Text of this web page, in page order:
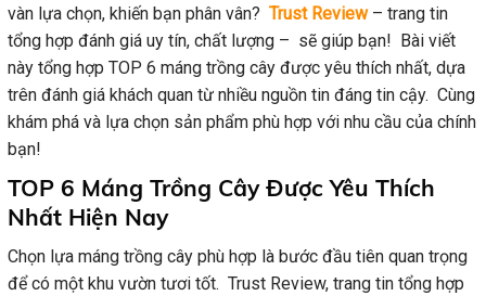
vàn lựa chọn, khiến bạn phân vân? Trust Review– trang tin
tổng hợp đánh giá uy tín, chất lượng – sẽ giúp bạn! Bài viết
này tổng hợp TOP 6 máng trồng cây được yêu thích nhất, dựa
trên đánh giá khách quan từ nhiều nguồn tin đáng tin cậy. Cùng
khám phá và lựa chọn sản phẩm phù hợp với nhu cầu của chính
bạn!
TOP 6 Máng Trồng Cây Được Yêu Thích
Nhất Hiện Nay
Chọn lựa máng trồng cây phù hợp là bước đầu tiên quan trọng
để có một khu vườn tươi tốt. Trust Review, trang tin tổng hợp